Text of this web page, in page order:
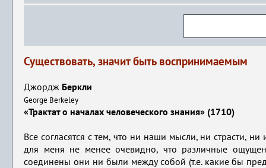
Существовать, значит быть воспринимаемым
Джордж Беркли
George Berkeley
«Трактат о началах человеческого знания» (1710)
Все согласятся с тем, что ни наши мысли, ни страсти,
для меня не менее очевидно, что различные
соединены они ни были между собой (т.е. какие бы